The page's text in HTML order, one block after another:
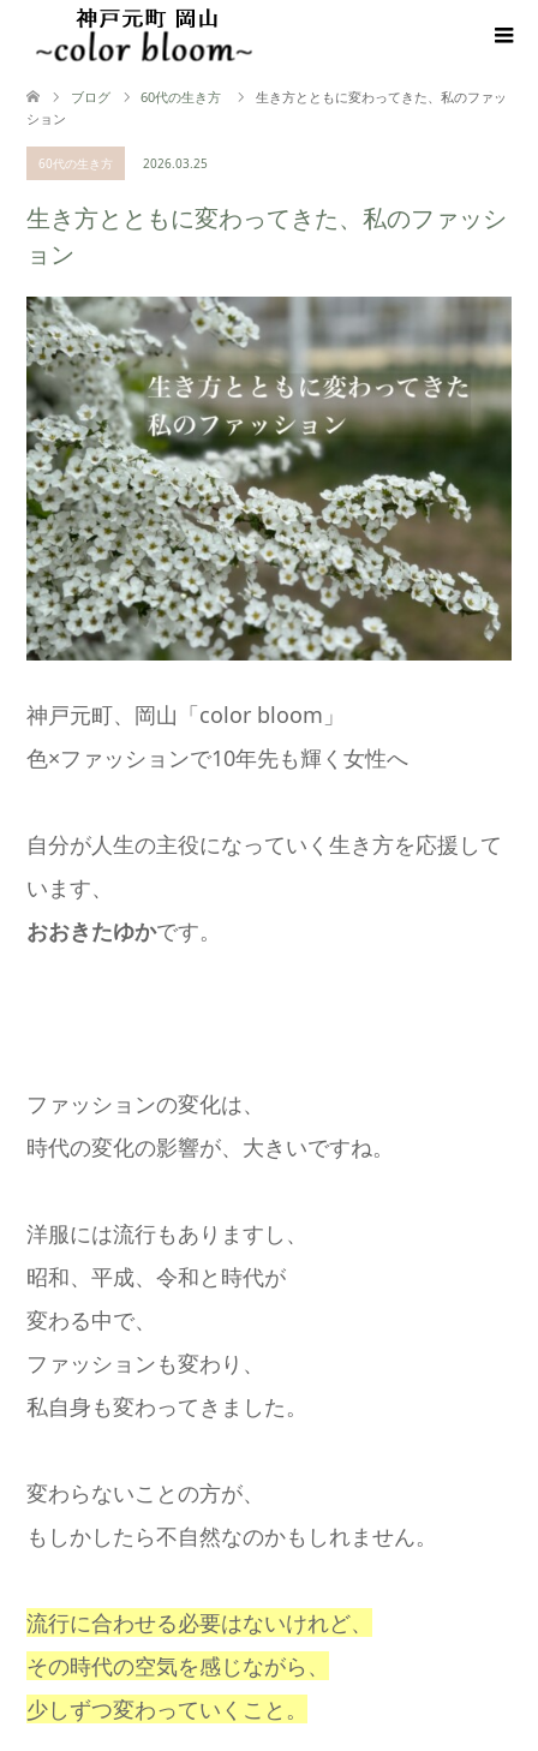
ブログ 60代の生き方
生き方とともに変わってきた、私のファッ
ション
60代の生き方 2026.03.25
生き方とともに変わってきた、私のファッシ
ョン
神戸元町、岡山「color bloom」
色×ファッションで10年先も輝く女性へ
自分が人生の主役になっていく生き方を応援して
います、
おおきたゆかです。
ファッションの変化は、
時代の変化の影響が、大きいですね。
洋服には流行もありますし、
昭和、平成、令和と時代が
変わる中で、
ファッションも変わり、
私自身も変わってきました。
変わらないことの方が、
もしかしたら不自然なのかもしれません。
流行に合わせる必要はないけれど、
その時代の空気を感じながら、
少しずつ変わっていくこと。